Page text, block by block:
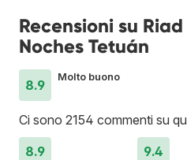
Recensioni su
Noches Tetuán
8.9
Molto buono
Ci sono 2154 commenti su
8.9
9.4